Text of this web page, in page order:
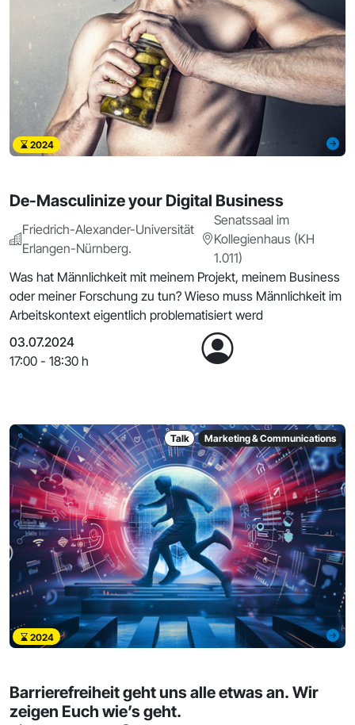
2024
De-Masculinize your Digital Business
Friedrich-Alexander-Universität
Erlangen-Nürnberg.
Senatssaal im
Kollegienhaus (KH
1.011)
Was hat Männlichkeit mit meinem Projekt, meinem Business
oder meiner Forschung zu tun? Wieso muss Männlichkeit im
Arbeitskontext eigentlich problematisiert werd
03.07.2024
17:00 - 18:30 h
Talk Marketing & Communications
2024
Barrierefreiheit geht uns alle etwas an. Wir
zeigen Euch wie’s geht.